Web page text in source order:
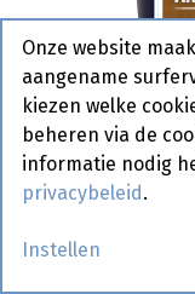
Ardeense
Onze website
aangename
kiezen welke
beheren via de
informatie nodig
privacybeleid .
Instellen